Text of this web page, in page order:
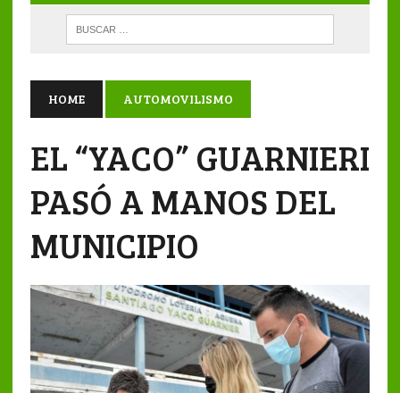
HOME AUTOMOVILISMO
EL “YACO” GUARNIERI
PASÓ A MANOS DEL
MUNICIPIO